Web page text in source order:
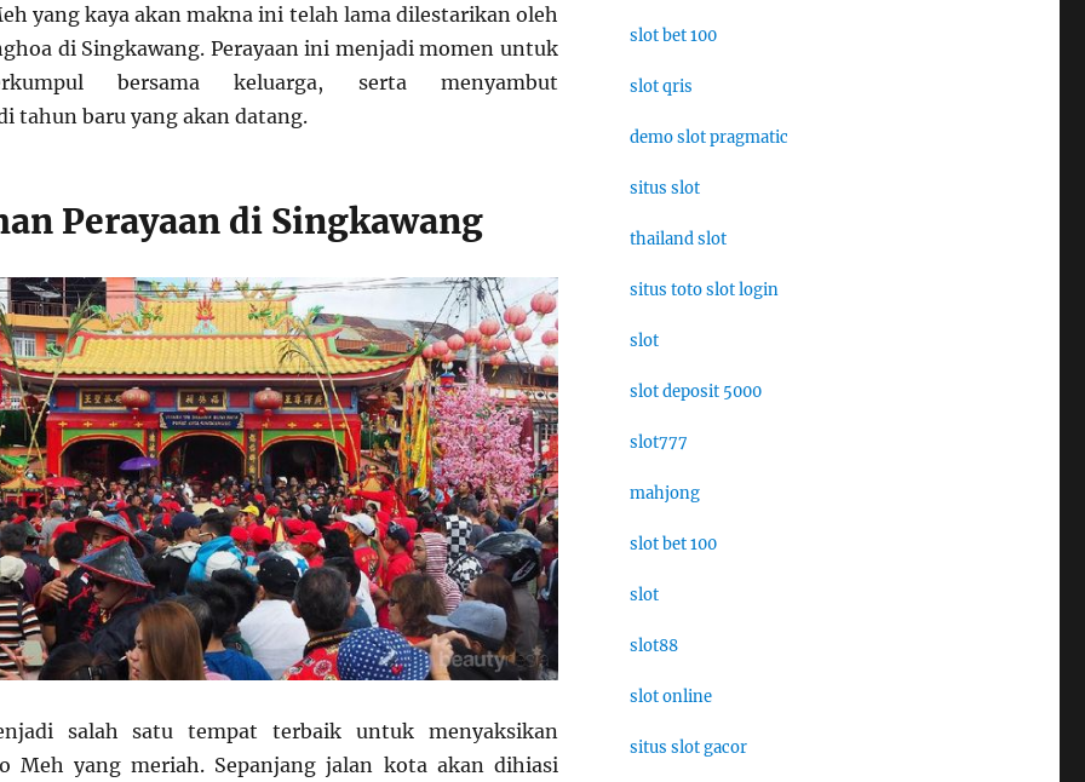
yang kaya akan makna ini telah lama dilestarikan oleh
di Singkawang. Perayaan ini menjadi momen untuk
bersama keluarga, serta menyambut
tahun baru yang akan datang.
Perayaan di Singkawang
salah satu tempat terbaik untuk menyaksikan
Meh yang meriah. Sepanjang jalan kota akan dihiasi
slot bet 100
slot qris
demo slot pragmatic
situs slot
thailand slot
situs toto slot login
slot
slot deposit 5000
slot777
mahjong
slot bet 100
slot
slot88
slot online
situs slot gacor